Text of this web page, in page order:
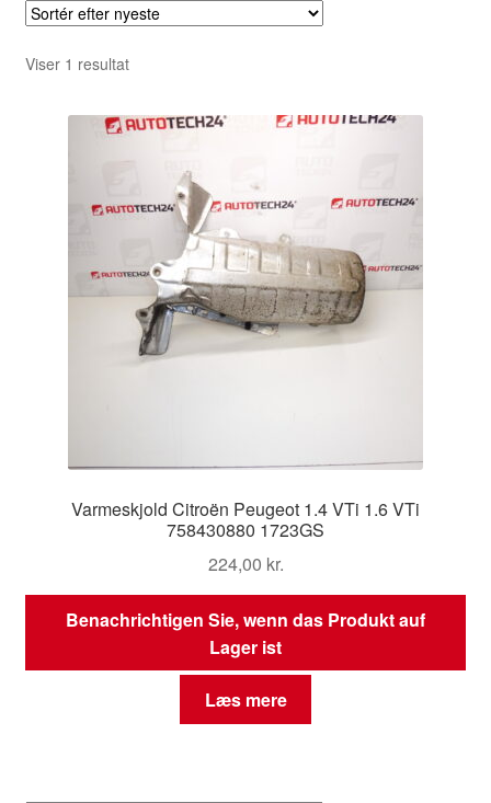
Viser 1 resultat
Varmeskjold Citroën Peugeot 1.4 VTi 1.6 VTi
758430880 1723GS
224,00 kr.
Benachrichtigen Sie, wenn das Produkt auf
Lager ist
Læs mere